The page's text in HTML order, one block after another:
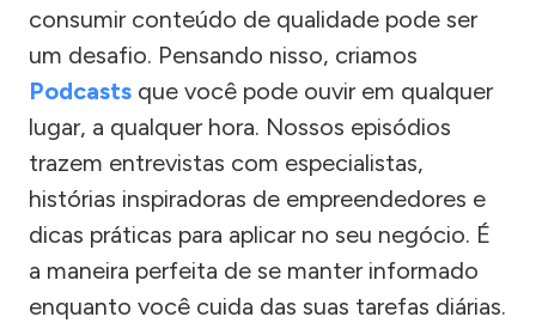
consumir conteúdo de qualidade pode ser
um desafio. Pensando nisso, criamos
Podcasts que você pode ouvir em qualquer
lugar, a qualquer hora. Nossos episódios
trazem entrevistas com especialistas,
histórias inspiradoras de empreendedores e
dicas práticas para aplicar no seu negócio. É
a maneira perfeita de se manter informado
enquanto você cuida das suas tarefas diárias.